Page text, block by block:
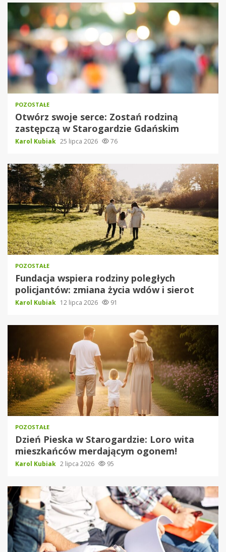
POZOSTAŁE
Otwórz swoje serce: Zostań rodziną
zastępczą w Starogardzie Gdańskim
Karol Kubiak 25 lipca 2026 76
POZOSTAŁE
Fundacja wspiera rodziny poległych
policjantów: zmiana życia wdów i sierot
Karol Kubiak 12 lipca 2026 91
POZOSTAŁE
Dzień Pieska w Starogardzie: Loro wita
mieszkańców merdającym ogonem!
Karol Kubiak 2 lipca 2026 95